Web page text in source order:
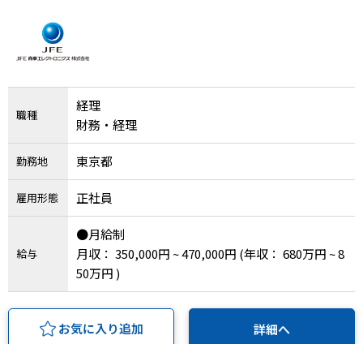
職種
経理
財務・経理
勤務地 東京都
雇用形態 正社員
給与
●月給制
月収： 350,000円 ~ 470,000円 (年収： 680万円 ~ 8
50万円 )
お気に入り追加 詳細へ
IT・Web制作スキルを身につける就労移行支援サービス
ソーシャルファームサービス
しいたけ生産で実現する
ご利用ガイド
法人向けページ